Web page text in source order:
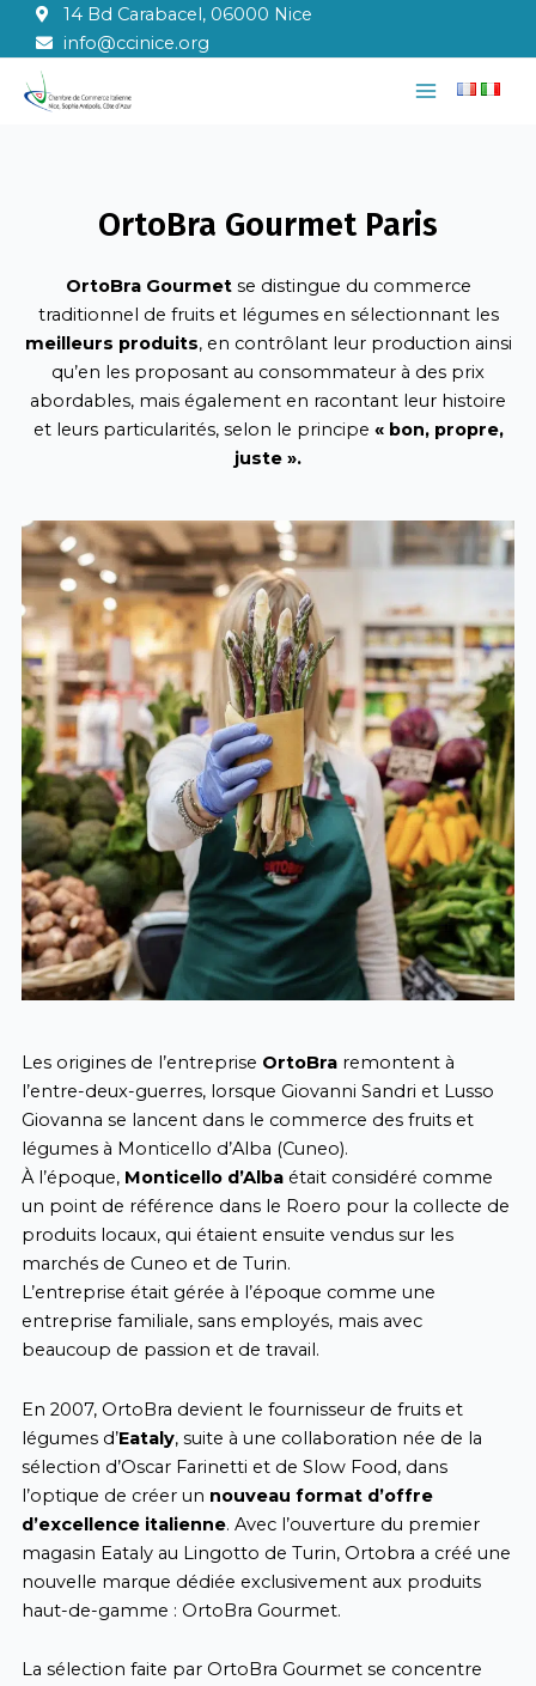
contenu
14 Bd Carabacel, 06000 Nice
info@ccinice.org
Main
OrtoBra Gourmet Paris
OrtoBra Gourmetse distingue du commerce
traditionnel de fruits et légumes en sélectionnant les
meilleurs produits, en contrôlant leur production ainsi
qu’en les proposant au consommateur à des prix
abordables, mais également en racontant leur histoire
et leurs particularités, selon le principe « bon, propre,
juste ».
Les origines de l’entreprise OrtoBraremontent à
l’entre-deux-guerres, lorsque Giovanni Sandri et Lusso
Giovanna se lancent dans le commerce des fruits et
légumes à Monticello d’Alba (Cuneo).
À l’époque, Monticello d’Albaétait considéré comme
un point de référence dans le Roero pour la collecte de
produits locaux, qui étaient ensuite vendus sur les
marchés de Cuneo et de Turin.
L’entreprise était gérée à l’époque comme une
entreprise familiale, sans employés, mais avec
beaucoup de passion et de travail.
En 2007, OrtoBra devient le fournisseur de fruits et
légumes d’Eataly, suite à une collaboration née de la
sélection d’Oscar Farinetti et de Slow Food, dans
l’optique de créer un nouveau format d’offre
d’excellence italienne. Avec l’ouverture du premier
magasin Eataly au Lingotto de Turin, Ortobra a créé une
nouvelle marque dédiée exclusivement aux produits
haut-de-gamme : OrtoBra Gourmet.
La sélection faite par OrtoBra Gourmet se concentre